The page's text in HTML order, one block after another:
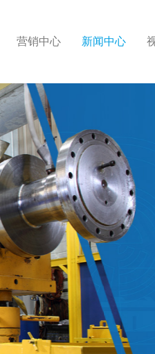
营销中心 新闻中心